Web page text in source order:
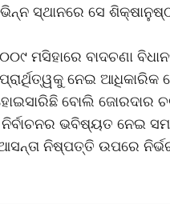
ସ୍ଥାନରେ ସେ
ମସିହାରେ ବାଦଚଣା
ନେଇ
ବୋଲି ଜୋରଦାର
ଭବିଷ୍ୟତ ନେଇ
ନିଷ୍ପତ୍ତି ଉପରେ